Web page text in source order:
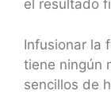
el resultado
Infusionar la
tiene ningún
sencillos de